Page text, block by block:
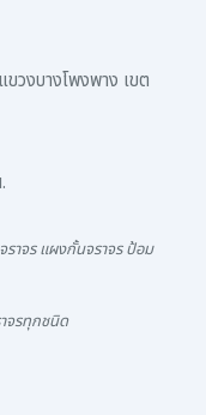
วงบางโพงพาง เขต
าจร แผงกั้นจราจร ป้อม
จรทุกชนิด